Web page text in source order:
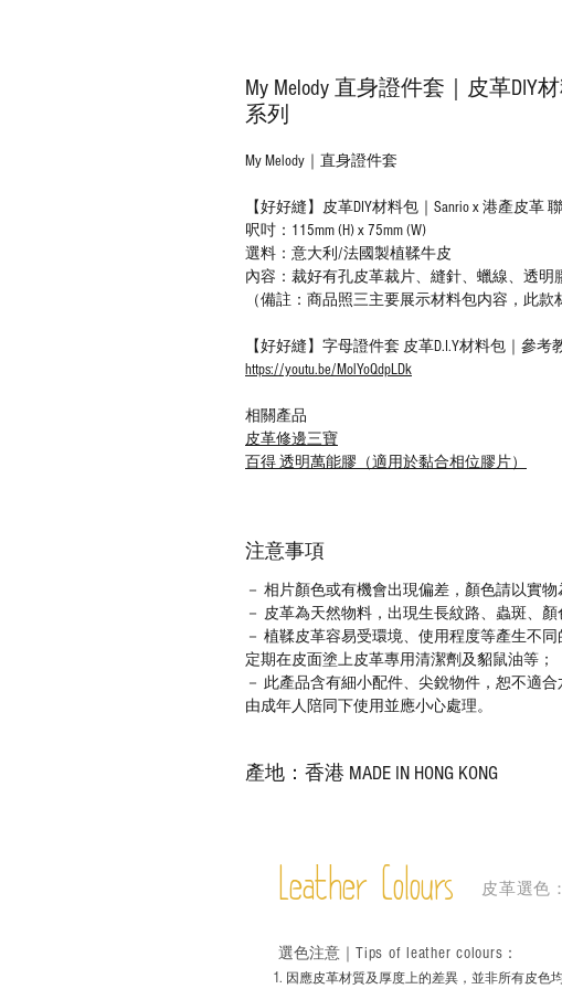
My Melody 直身證件套｜皮革DIY
系列
My Melody｜直身證件套
【好好縫】皮革DIY材料包｜Sanrio x 港產皮革
呎吋：115mm (H) x 75mm (W)
選料：意大利/法國製植鞣牛皮
內容：裁好有孔皮革裁片、縫針、蠟線、透
（備註：商品照三主要展示材料包内容，此款
【好好縫】字母證件套 皮革D.I.Y材料包｜參考
https://youtu.be/MolYoQdpLDk
相關產品
皮革修邊三寶
百得 透明萬能膠（適用於黏合相位膠片）
注意事項
－ 相片顏色或有機會出現偏差，顏色請以實物
－ 皮革為天然物料，出現生長紋路、蟲斑、顏
－ 植鞣皮革容易受環境、使用程度等產生不
定期在皮面塗上皮革專用清潔劑及貂鼠油等；
－ 此產品含有細小配件、尖銳物件，恕不適
由成年人陪同下使用並應小心處理。
產地：香港 MADE IN HONG KONG
Leather Colours 皮革選色
1. ​ 因應皮革材質及厚度上的差異，並非所有皮色
選色注意｜ Tips of leather colours ：